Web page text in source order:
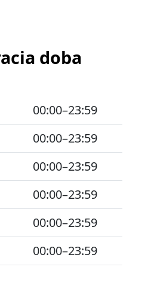
doba
00:00–23:59
00:00–23:59
00:00–23:59
00:00–23:59
00:00–23:59
00:00–23:59